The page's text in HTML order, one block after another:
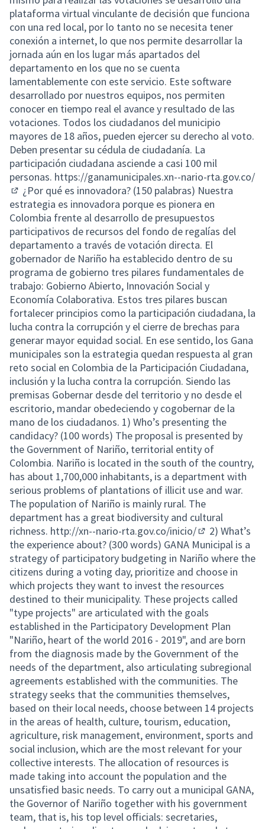
plataforma virtual vinculante de decisión que funciona
con una red local, por lo tanto no se necesita tener
conexión a internet, lo que nos permite desarrollar la
jornada aún en los lugar más apartados del
departamento en los que no se cuenta
lamentablemente con este servicio. Este software
desarrollado por nuestros equipos, nos permiten
conocer en tiempo real el avance y resultado de las
votaciones. Todos los ciudadanos del municipio
mayores de 18 años, pueden ejercer su derecho al voto.
Deben presentar su cédula de ciudadanía. La
participación ciudadana asciende a casi 100 mil
personas. https://ganamunicipales.xn--nario-rta.gov.co/
(Lien externe)
¿Por qué es innovadora? (150 palabras) Nuestra
estrategia es innovadora porque es pionera en
Colombia frente al desarrollo de presupuestos
participativos de recursos del fondo de regalías del
departamento a través de votación directa. El
gobernador de Nariño ha establecido dentro de su
programa de gobierno tres pilares fundamentales de
trabajo: Gobierno Abierto, Innovación Social y
Economía Colaborativa. Estos tres pilares buscan
fortalecer principios como la participación ciudadana, la
lucha contra la corrupción y el cierre de brechas para
generar mayor equidad social. En ese sentido, los Gana
municipales son la estrategia quedan respuesta al gran
reto social en Colombia de la Participación Ciudadana,
inclusión y la lucha contra la corrupción. Siendo las
premisas Gobernar desde del territorio y no desde el
escritorio, mandar obedeciendo y cogobernar de la
mano de los ciudadanos. 1) Who’s presenting the
candidacy? (100 words) The proposal is presented by
the Government of Nariño, territorial entity of
Colombia. Nariño is located in the south of the country,
has about 1,700,000 inhabitants, is a department with
serious problems of plantations of illicit use and war.
The population of Nariño is mainly rural. The
department has a great biodiversity and cultural
richness. http://xn--nario-rta.gov.co/inicio/
(Lien externe)
2) What’s
the experience about? (300 words) GANA Municipal is a
strategy of participatory budgeting in Nariño where the
citizens during a voting day, prioritize and choose in
which projects they want to invest the resources
destined to their municipality. These projects called
"type projects" are articulated with the goals
established in the Participatory Development Plan
"Nariño, heart of the world 2016 - 2019", and are born
from the diagnosis made by the Government of the
needs of the department, also articulating subregional
agreements established with the communities. The
strategy seeks that the communities themselves,
based on their local needs, choose between 14 projects
in the areas of health, culture, tourism, education,
agriculture, risk management, environment, sports and
social inclusion, which are the most relevant for your
collective interests. The allocation of resources is
made taking into account the population and the
unsatisfied basic needs. To carry out a municipal GANA,
the Governor of Nariño together with his government
team, that is, his top level officials: secretaries,